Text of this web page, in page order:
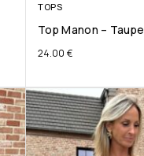
TOPS
Top Manon – Taupe
24.00 €